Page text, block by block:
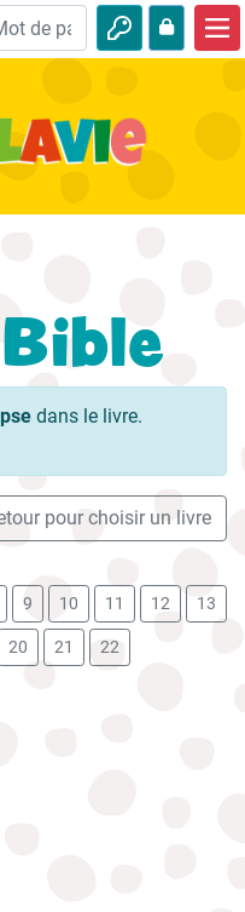
dans le livre.
pour choisir un livre
9 10 11 12 13
20 21 22